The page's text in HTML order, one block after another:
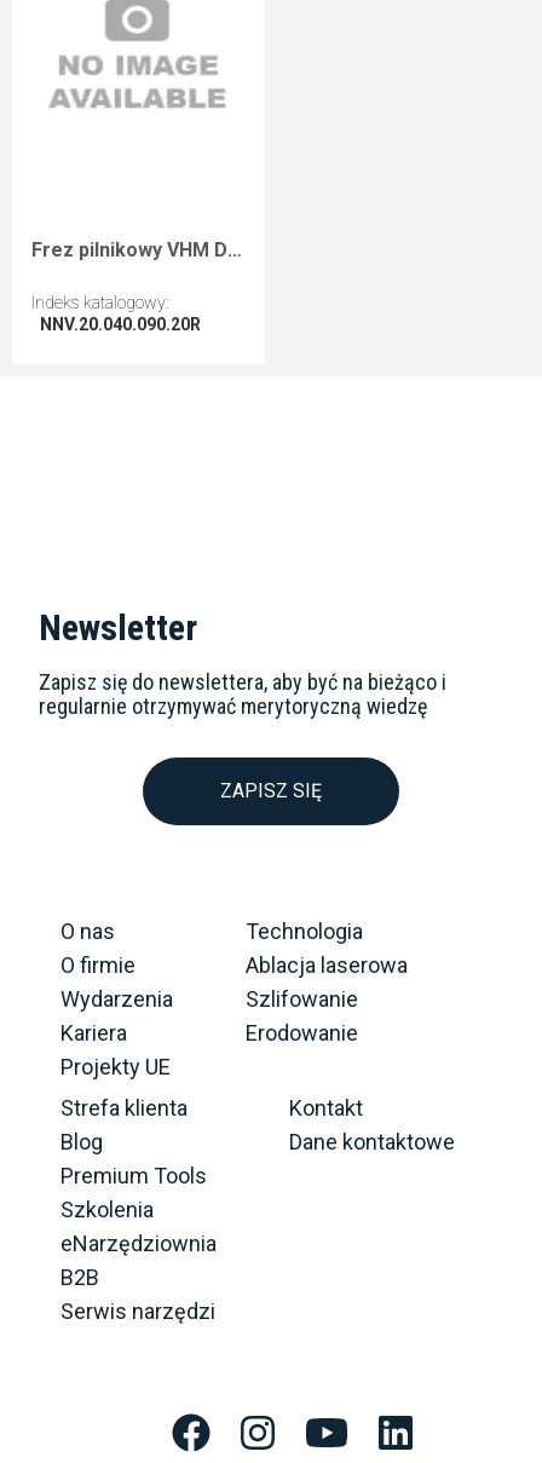
Frez pilnikowy VHM D=20 I=40 L=90 S=20 RH zgrubny
Indeks katalogowy:
NNV.20.040.090.20R
Newsletter
Zapisz się do newslettera, aby być na bieżąco i
regularnie otrzymywać merytoryczną wiedzę
ZAPISZ SIĘ
O nas
O firmie
Wydarzenia
Kariera
Projekty UE
Technologia
Ablacja laserowa
Szlifowanie
Erodowanie
Strefa klienta
Blog
Premium Tools
Szkolenia
eNarzędziownia
B2B
Serwis narzędzi
Kontakt
Dane kontaktowe